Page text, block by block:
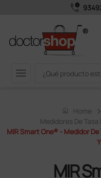
call_quality
menu
home Home
Medidores De
MIR Smart One® - Medidor De
MIR